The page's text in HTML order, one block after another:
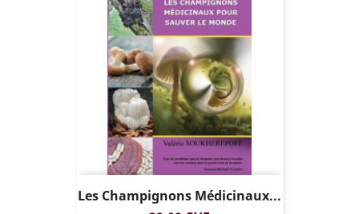
Les Champignons Médicinaux...